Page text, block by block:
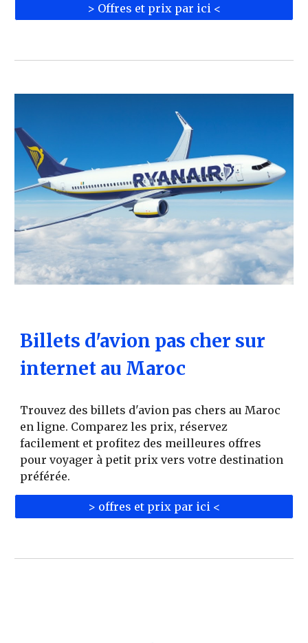
> Offres et prix par ici <
Billets d'avion pas cher sur
internet au Maroc
Trouvez des billets d'avion pas chers au Maroc
en ligne. Comparez les prix, réservez
facilement et profitez des meilleures offres
pour voyager à petit prix vers votre destination
préférée.
> offres et prix par ici <